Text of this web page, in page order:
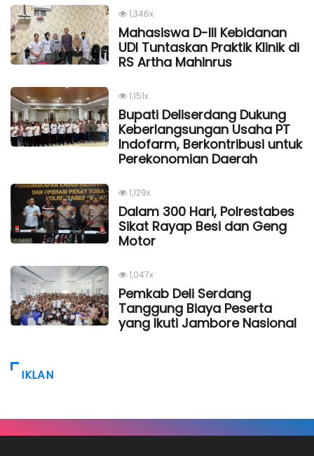
1,346x
Mahasiswa D-III Kebidanan
UDI Tuntaskan Praktik Klinik di
RS Artha Mahinrus
1,151x
Bupati Deliserdang Dukung
Keberlangsungan Usaha PT
Indofarm, Berkontribusi untuk
Perekonomian Daerah
1,129x
Dalam 300 Hari, Polrestabes
Sikat Rayap Besi dan Geng
Motor
1,047x
Pemkab Deli Serdang
Tanggung Biaya Peserta
yang Ikuti Jambore Nasional
IKLAN